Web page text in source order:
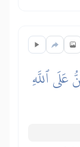
عَلَى ٱللَّهِ